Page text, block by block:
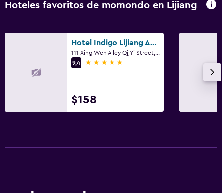
Hoteles favoritos de momondo en Lijiang
Hotel Indigo Lijiang Ancient Town By IHG
9,4
5 estrellas
$158